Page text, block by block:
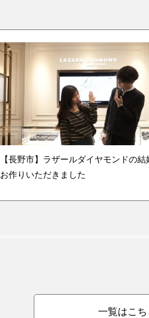
【長野市】ラザールダイヤモンドの
お作りいただきました
一覧はこち